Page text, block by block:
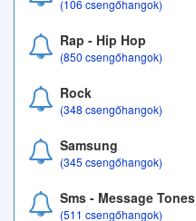
(106 csengőhangok)
Rap - Hip Hop
(850 csengőhangok)
Rock
(348 csengőhangok)
Samsung
(345 csengőhangok)
Sms - Message Tones
(511 csengőhangok)